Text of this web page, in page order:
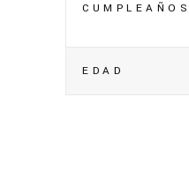
CUMPLEAÑOS
EDAD